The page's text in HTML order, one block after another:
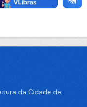
da Cidade de